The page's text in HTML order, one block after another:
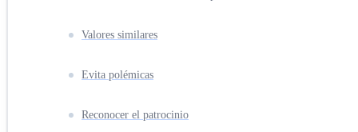
Valores similares
Evita polémicas
Reconocer el patrocinio